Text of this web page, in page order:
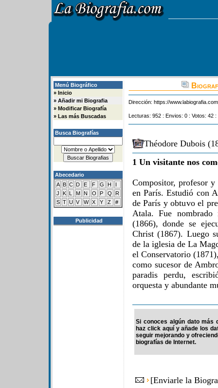
Menú Biográfico
» Inicio
» Añadir mi Biografia
» Modificar Biografía
» Las más Buscadas
Busca Biografías
Abecedario
A B C D E F G H
I
J
K L M N O P Q
R
S T U V W X Y Z #
Publicidad
Dirección: https://
Lecturas: 952 : Envios: 0 : Votos: 42
Théodore Dubois
1 Un visitante nos
Compositor, profesor
en París. Estudió con
de París y obtuvo el
Atala. Fue
(1866), donde se
Christ (1867). Luego
de la iglesia de La
el Conservatorio
como sucesor de
paradis perdu,
orquesta y abundante
Si conoces algún dato más
haz click aquí y añade los
seguir mejorando y
biografías de Internet.
[Enviarle la